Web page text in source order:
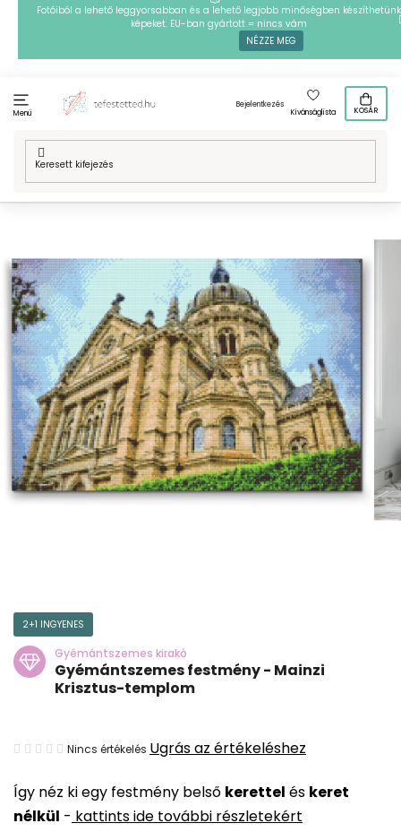
Ugrás
tartalomhoz
Fotóiból a lehető leggyorsabban és a lehető legjobb minőségben készíthetünk
képeket. EU-ban gyártott = nincs vám
NÉZZE MEG
Menü
Bejelentkezés
Kívánságlista
KOSÁR
Kezdőlap
/ Technikák / Gyémántszemes kirakó / Gyémántszemes
festmény - Mainzi Krisztus-templom
Így néz ki egy festmény belső kerettel és keret
nélkül - kattints ide további részletekért
2+1 INGYENES
Gyémántszemes kirakó
Gyémántszemes festmény - Mainzi
Krisztus-templom
A
átlagos
értékelése
Nincs értékelés Ugrás az értékeléshez